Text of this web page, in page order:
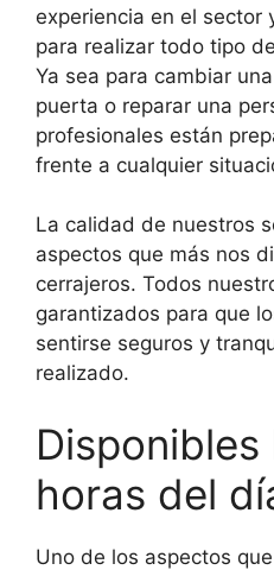
experiencia en el sector
para realizar todo tipo
Ya sea para cambiar
puerta o reparar una
profesionales están
frente a cualquier
La calidad de nuestros
aspectos que más nos
cerrajeros. Todos
garantizados para que
sentirse seguros y
realizado.
Disponibles
horas del
Uno de los aspectos